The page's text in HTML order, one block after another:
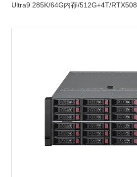
Ultra9 285K/64G内存/512G+4T/